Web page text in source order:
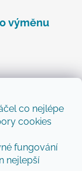
co nejlépe
cookies
fungování
nejlepší
výměnu
informace
ty nejlepší